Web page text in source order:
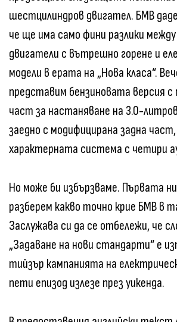
шестцилиндров двигател. БМВ
че ще има само фини разлики
двигатели с вътрешно горене и
модели в ерата на „Нова класа“.
представим бензиновата версия с
част за настаняване на 3.0-
заедно с модифицирана задна
характерната система с четири
Но може би избързваме. Първата
разберем какво точно крие БМВ в
Заслужава си да се отбележи, че
„Задаване на нови стандарти“ е
тийзър кампанията на
пети епизод излезе през уикенда.